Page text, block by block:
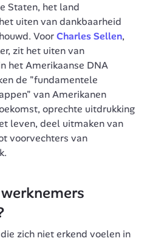
Staten, het land
uiten van dankbaarheid
Voor Charles Sellen,
zit het uiten van
het Amerikaanse DNA
de "fundamentele
van Amerikanen
oprechte uitdrukking
leven, deel uitmaken van
voorvechters van
zich niet erkend voelen in